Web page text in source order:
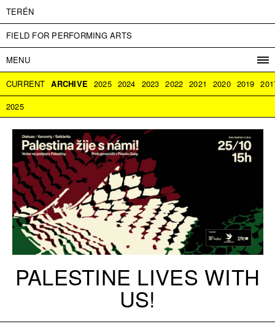
TERÉN
FIELD FOR PERFORMING ARTS
MENU
PROGRAM
PROJECTS
CONTACT
INFO
ABOUT US
ADMISSION
PRESS
PARTNERS
ČESKY
CURRENT ARCHIVE 2025 2024 2023 2022 2021 2020 2019
2025
PALESTINE LIVES WITH
US!